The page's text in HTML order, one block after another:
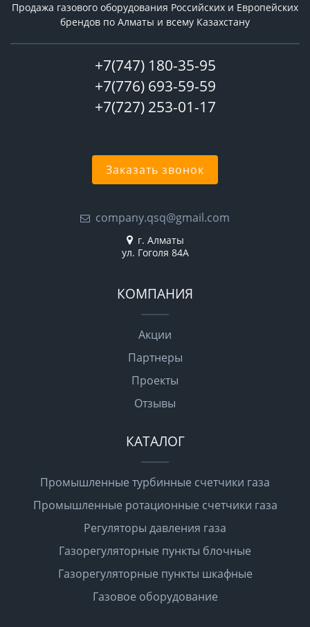
Продажа газового оборудования Российcких и Европейских
брендов по Алматы и всему Казахстану
+7(747) 180-35-95
+7(776) 693-59-59
+7(727) 253-01-17
Заказать звонок
company.qsq@gmail.com
г. Алматы
ул. Гоголя 84А
КОМПАНИЯ
Акции
Партнеры
Проекты
Отзывы
КАТАЛОГ
Промышленные турбинные счетчики газа
Промышленные ротационные счетчики газа
Регуляторы давления газа
Газорегуляторные пункты блочные
Газорегуляторные пункты шкафные
Газовое оборудование